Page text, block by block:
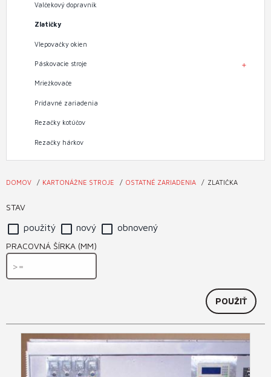
sa
tu
DOMOV KARTONÁŽNE STROJE OSTATNÉ ZARIADENIA ZLATIČKA
STAV
použitý nový obnovený
PRACOVNÁ ŠÍRKA (MM)
Valčekový dopravník
Zlatičky
Vlepovačky okien
Páskovacie stroje
Mriežkovače
Prídavné zariadenia
Rezačky kotúčov
Rezačky hárkov